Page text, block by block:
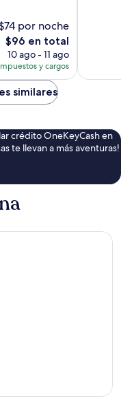
por noche
El
precio
actual
es
de
$96
$96 en total
10 ago - 11 ago
y cargos
similares
crédito OneKeyCash en
te llevan a más aventuras!